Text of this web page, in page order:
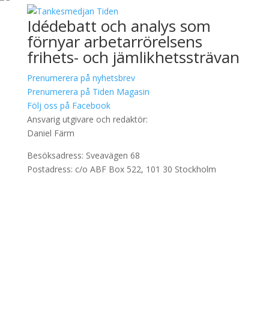
Idédebatt och analys som
förnyar arbetarrörelsens
frihets- och jämlikhetssträvan
Prenumerera på nyhetsbrev
Prenumerera på Tiden Magasin
Följ oss på Facebook
Ansvarig utgivare och redaktör:
Daniel Färm
Besöksadress: Sveavägen 68
Postadress: c/o ABF Box 522, 101 30 Stockholm